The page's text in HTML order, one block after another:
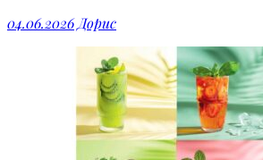
04.06.2026Дорис